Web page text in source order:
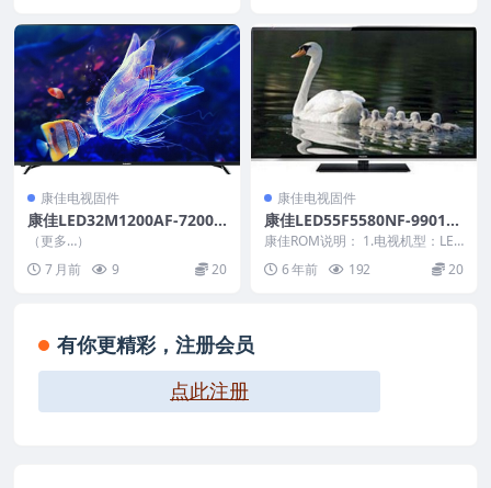
康佳电视固件
康佳LED32M1200AF-72000
606YT-99013881-V2.1.00_U
盘刷机固件
（更多…）
7 月前
9 20
康佳电视固件
康佳LED55F5580NF-990117
78_V1.0.01原厂系统刷机电
视固件包下载
康佳ROM说明： 1.电视机型：LED
55F5580NF 2.物料号：99011...
6 年前 192 20
有你更精彩，注册会员
点此注册